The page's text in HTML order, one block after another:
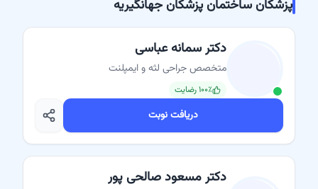
پزشکان ساختمان پزشکان جهانگیریه
دکتر سمانه عباسی
متخصص جراحی لثه و ایمپلنت
۱۰۰٪ رضایت
دریافت نوبت
دکتر مسعود صالحی پور